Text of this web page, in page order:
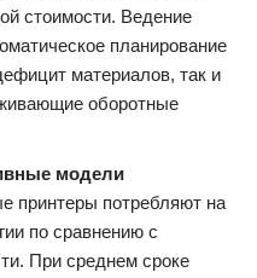
стоимости. Ведение
планирование
материалов, так и
оборотные
модели
принтеры потребляют на
по сравнению с
При среднем сроке